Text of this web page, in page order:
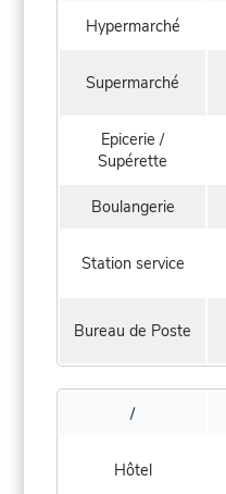
Hypermarché
Supermarché
Epicerie /
Supérette
Boulangerie
Station service
Bureau de Poste
/
Hôtel